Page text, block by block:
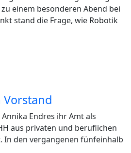
einem besonderen Abend bei
stand die Frage, wie Robotik
Vorstand
Endres ihr Amt als
aus privaten und beruflichen
In den vergangenen fünfeinhalb